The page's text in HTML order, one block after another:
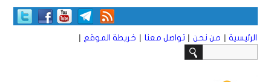
الرئيسية | من نحن | تواصل معنا | خريطة الموقع |